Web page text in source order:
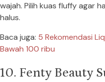
wajah. Pilih kuas fluffy agar
halus.
Baca juga: 5 Rekomendasi
Bawah 100 ribu
10. Fenty Beauty